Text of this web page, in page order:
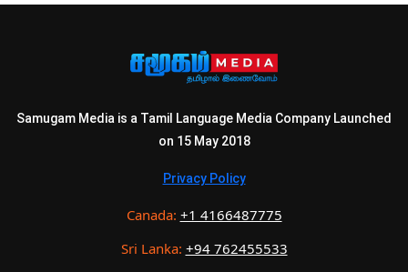
Samugam Media is a Tamil Language Media Company Launched
on 15 May 2018
Privacy Policy
Canada: +1 4166487775
Sri Lanka: +94 762455533